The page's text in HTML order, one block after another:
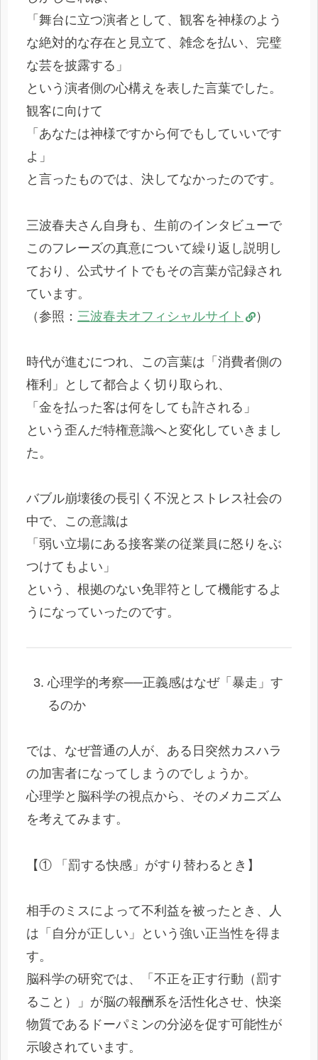
「舞台に立つ演者として、観客を神様のよう
な絶対的な存在と見立て、雑念を払い、完璧
な芸を披露する」
という演者側の心構えを表した言葉でした。
観客に向けて
「あなたは神様ですから何でもしていいです
よ」
と言ったものでは、決してなかったのです。
三波春夫さん自身も、生前のインタビューで
このフレーズの真意について繰り返し説明し
ており、公式サイトでもその言葉が記録され
ています。
（参照： 三波春夫オフィシャルサイト ）
時代が進むにつれ、この言葉は「消費者側の
権利」として都合よく切り取られ、
「金を払った客は何をしても許される」
という歪んだ特権意識へと変化していきまし
た。
バブル崩壊後の長引く不況とストレス社会の
中で、この意識は
「弱い立場にある接客業の従業員に怒りをぶ
つけてもよい」
という、根拠のない免罪符として機能するよ
うになっていったのです。
心理学的考察──正義感はなぜ「暴走」す
るのか
では、なぜ普通の人が、ある日突然カスハラ
の加害者になってしまうのでしょうか。
心理学と脳科学の視点から、そのメカニズム
を考えてみます。
【① 「罰する快感」がすり替わるとき】
相手のミスによって不利益を被ったとき、人
は「自分が正しい」という強い正当性を得ま
す。
脳科学の研究では、「不正を正す行動（罰す
ること）」が脳の報酬系を活性化させ、快楽
物質であるドーパミンの分泌を促す可能性が
示唆されています。